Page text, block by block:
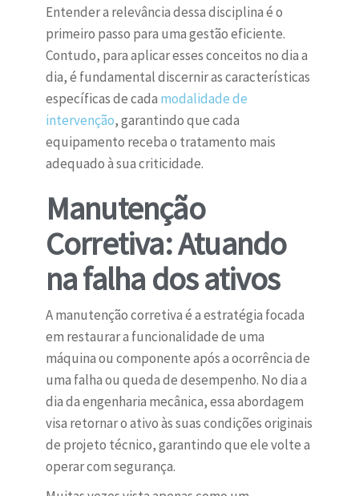
Entender a relevância dessa disciplina é o
primeiro passo para uma gestão eficiente.
Contudo, para aplicar esses conceitos no dia a
dia, é fundamental discernir as características
específicas de cada modalidade de
intervenção, garantindo que cada
equipamento receba o tratamento mais
adequado à sua criticidade.
Manutenção
Corretiva: Atuando
na falha dos ativos
A manutenção corretiva é a estratégia focada
em restaurar a funcionalidade de uma
máquina ou componente após a ocorrência de
uma falha ou queda de desempenho. No dia a
dia da engenharia mecânica, essa abordagem
visa retornar o ativo às suas condições originais
de projeto técnico, garantindo que ele volte a
operar com segurança.